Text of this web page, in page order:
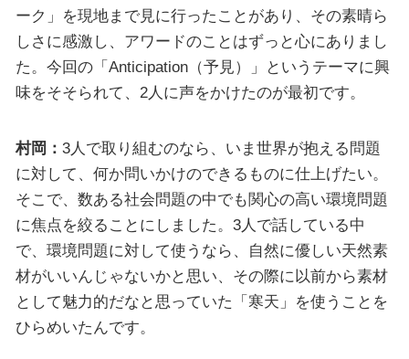
ーク」を現地まで見に行ったことがあり、その素晴ら
しさに感激し、アワードのことはずっと心にありまし
た。今回の「Anticipation（予見）」というテーマに興
味をそそられて、2人に声をかけたのが最初です。
村岡： 3人で取り組むのなら、いま世界が抱える問題
に対して、何か問いかけのできるものに仕上げたい。
そこで、数ある社会問題の中でも関心の高い環境問題
に焦点を絞ることにしました。3人で話している中
で、環境問題に対して使うなら、自然に優しい天然素
材がいいんじゃないかと思い、その際に以前から素材
として魅力的だなと思っていた「寒天」を使うことを
ひらめいたんです。